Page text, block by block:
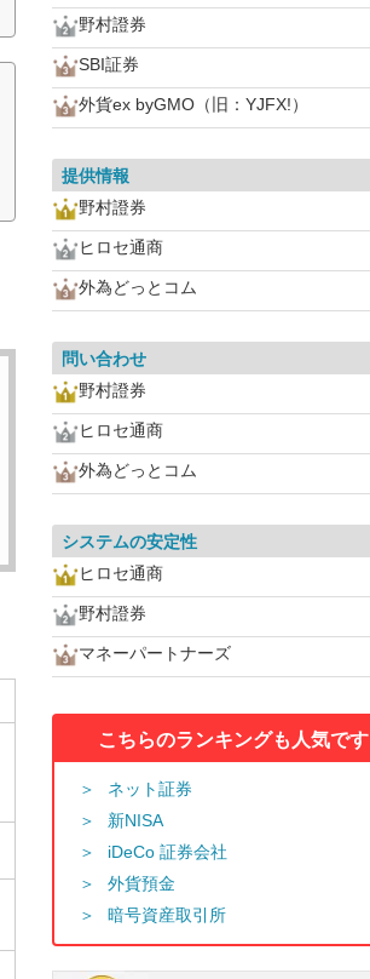
野村證券
SBI証券
外貨ex byGMO（旧：YJFX!）
提供情報
野村證券
ヒロセ通商
外為どっとコム
問い合わせ
野村證券
ヒロセ通商
外為どっとコム
システムの安定性
ヒロセ通商
野村證券
マネーパートナーズ
こちらのランキングも人気です
ネット証券
新NISA
iDeCo 証券会社
外貨預金
暗号資産取引所